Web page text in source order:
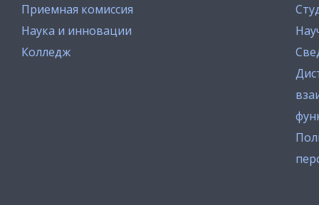
Приемная комиссия
Наука и инновации
Колледж